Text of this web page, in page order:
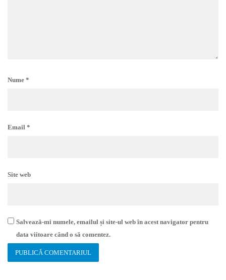
Nume *
Email *
Site web
Salvează-mi numele, emailul și site-ul web în acest navigator pentru
data viitoare când o să comentez.